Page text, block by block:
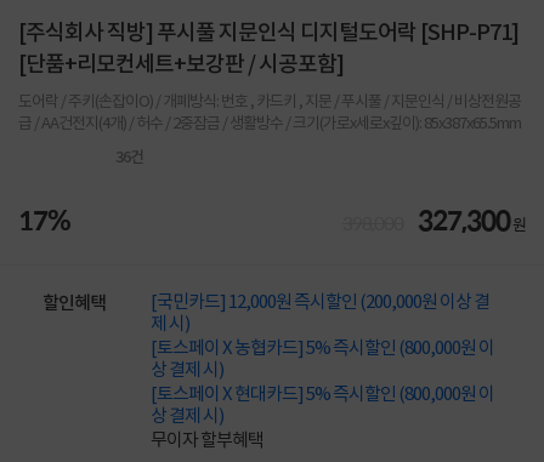
[주식회사 직방] 푸시풀 지문인식 디지털도어락 [SHP-P71]
[단품+리모컨세트+보강판 / 시공포함]
도어락 / 주키(손잡이O) / 개폐방식: 번호 , 카드키 , 지문 / 푸시풀 / 지문인식 / 비상전원공
급 / AA건전지(4개) / 허수 / 2중잠금 / 생활방수 / 크기(가로x세로x깊이): 85x387x65.5mm
36건
17% 327,300원
할인혜택
[국민카드] 12,000원 즉시할인 (200,000원 이상 결
제 시)
[토스페이 X 농협카드] 5% 즉시할인 (800,000원 이
상 결제 시)
[토스페이 X 현대카드] 5% 즉시할인 (800,000원 이
상 결제 시)
무이자 할부혜택